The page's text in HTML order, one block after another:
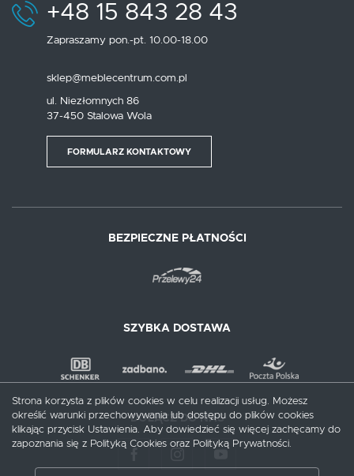
+48 15 843 28 43
Zapraszamy pon.-pt. 10.00-18.00
sklep@meblecentrum.com.pl
ul. Niezłomnych 86
37-450 Stalowa Wola
FORMULARZ KONTAKTOWY
BEZPIECZNE PŁATNOŚCI
SZYBKA DOSTAWA
DOŁĄCZ DO NAS
Strona korzysta z plików cookies w celu realizacji usług. Możesz
określić warunki przechowywania lub dostępu do plików cookies
klikając przycisk Ustawienia. Aby dowiedzieć się więcej zachęcamy do
zapoznania się z Polityką Cookies oraz Polityką Prywatności.